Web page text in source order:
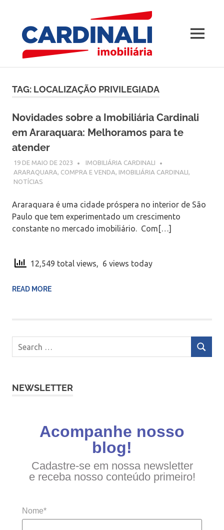
MENU
TAG: LOCALIZAÇÃO PRIVILEGIADA
Novidades sobre a Imobiliária Cardinali
em Araraquara: Melhoramos para te
atender
19 DE MAIO DE 2023
IMOBILIÁRIA CARDINALI
ARARAQUARA, COMPRA E VENDA, IMOBILIÁRIA CARDINALI,
NOTÍCIAS
Araraquara é uma cidade próspera no interior de São
Paulo que tem experimentado um crescimento
constante no mercado imobiliário. Com[…]
12,549 total views, 6 views today
READ MORE
NEWSLETTER
Acompanhe nosso
blog!
Cadastre-se em nossa newsletter
e receba nosso conteúdo primeiro!
Nome*